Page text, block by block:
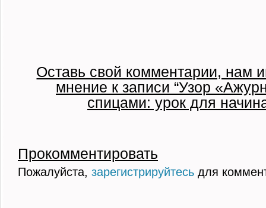
Оставь свой комментарии, нам
мнение к записи “Узор
спицами: урок для
Прокомментировать
Пожалуйста, зарегистрируйтесь для